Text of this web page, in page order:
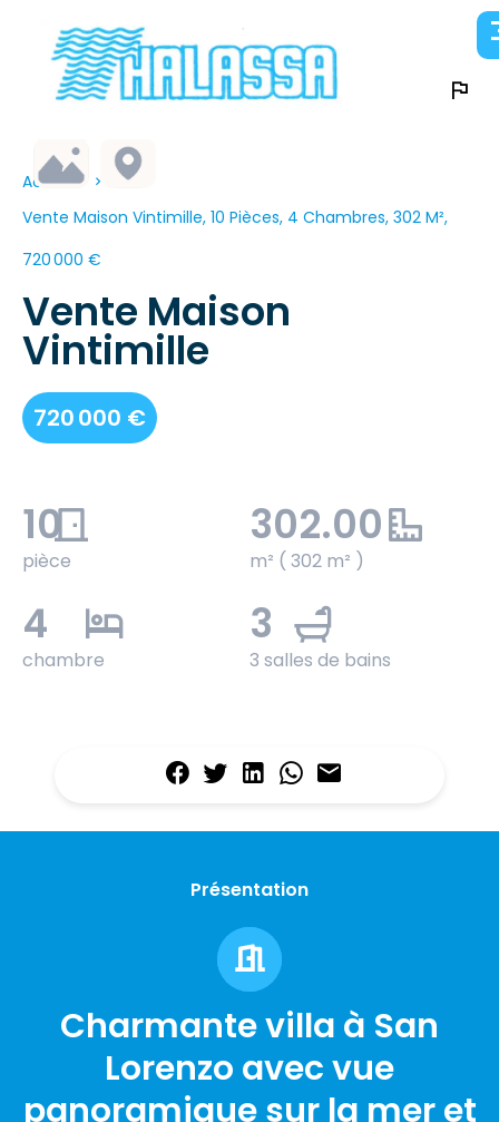
Accueil
Vente Maison Vintimille, 10 Pièces, 4 Chambres, 302 M²,
720 000 €
Vente Maison
Vintimille
720 000 €
10
pièce
302.00
m² ( 302 m² )
4
chambre
3
3 salles de bains
Présentation
Charmante villa à San
Lorenzo avec vue
panoramique sur la mer et